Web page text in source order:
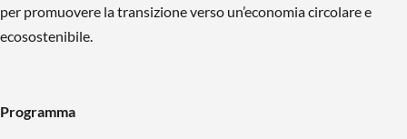
per promuovere la transizione verso un’economia circolare e
ecosostenibile.
Programma